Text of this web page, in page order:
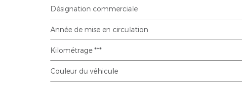
Désignation commerciale
Année de mise en circulation
Kilométrage ***
Couleur du véhicule